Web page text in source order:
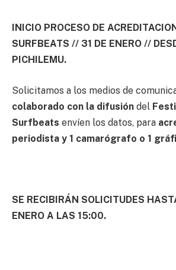
INICIO PROCESO DE
SURFBEATS // 31 DE ENERO //
PICHILEMU.
Solicitamos a los medios de
colaborado con la difusión del
Surfbeats envíen los datos, para
periodista y 1 camarógrafo o 1
SE RECIBIRÁN SOLICITUDES
ENERO A LAS 15:00.